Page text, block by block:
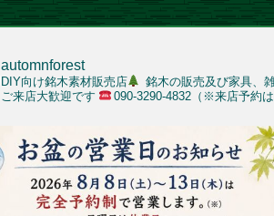
automnforest
DIY向け銘木素材販売店 銘木の販売及び家具、
ご来店大歓迎です
090-3290-4832（※来店予約は